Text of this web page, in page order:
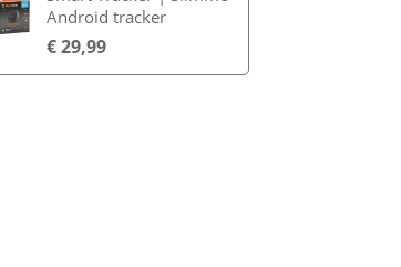
Android tracker
€29,99